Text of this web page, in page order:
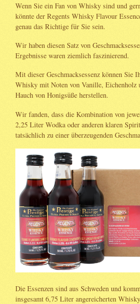
Wenn Sie ein Fan von Whisky sind und
könnte der Regents Whisky Flavour
genau das Richtige für Sie sein.
Wir haben diesen Satz von
Ergebnisse waren ziemlich faszinierend.
Mit dieser Geschmacksessenz können Sie
Whisky mit Noten von Vanille, Eichenholz
Hauch von Honigsüße herstellen.
Wir fanden, dass die Kombination von
2,25 Liter Wodka oder anderen klaren
tatsächlich zu einer überzeugenden
Die Essenzen sind aus Schweden und
insgesamt 6,75 Liter angereicherten